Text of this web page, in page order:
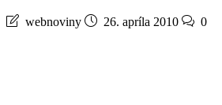
webnoviny 26. apríla 2010 0